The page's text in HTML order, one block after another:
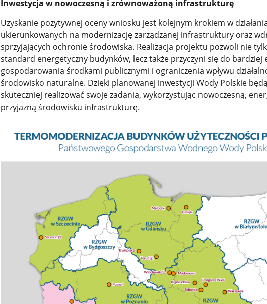
Inwestycja w nowoczesną i zrównoważoną infrastrukturę
Uzyskanie pozytywnej oceny wniosku jest kolejnym krokiem w
ukierunkowanych na modernizację zarządzanej infrastruktury oraz
sprzyjających ochronie środowiska. Realizacja projektu pozwoli nie
standard energetyczny budynków, lecz także przyczyni się do bardziej
gospodarowania środkami publicznymi i ograniczenia wpływu
środowisko naturalne. Dzięki planowanej inwestycji Wody Polskie będą
skuteczniej realizować swoje zadania, wykorzystując nowoczesną,
przyjazną środowisku infrastrukturę.